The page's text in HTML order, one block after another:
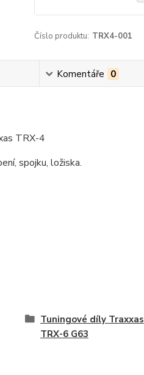
Číslo produktu: TRX4-001
Komentáře 0
TRX-4
spojku, ložiska.
Tuningové díly Traxxas
TRX-6 G63